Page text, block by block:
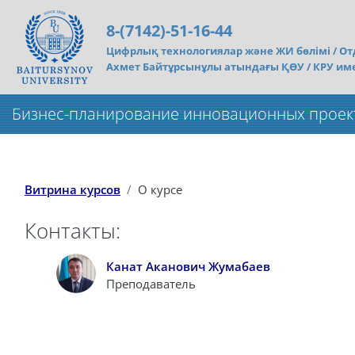
Перейти к основному содержанию
8-(7142)-51-16-44
Цифрлық технологиялар және ЖИ бөлімі /
Ахмет Байтұрсынұлы атындағы ҚӨУ / КРУ
Бизнес-планирование инновационных
Витрина курсов О курсе
Контакты:
Канат Аканович Жумабаев
Преподаватель